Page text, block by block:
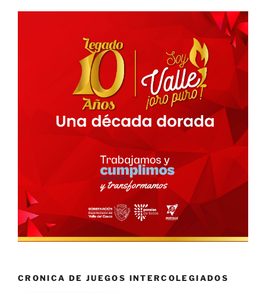
CRONICA DE JUEGOS INTERCOLEGIADOS